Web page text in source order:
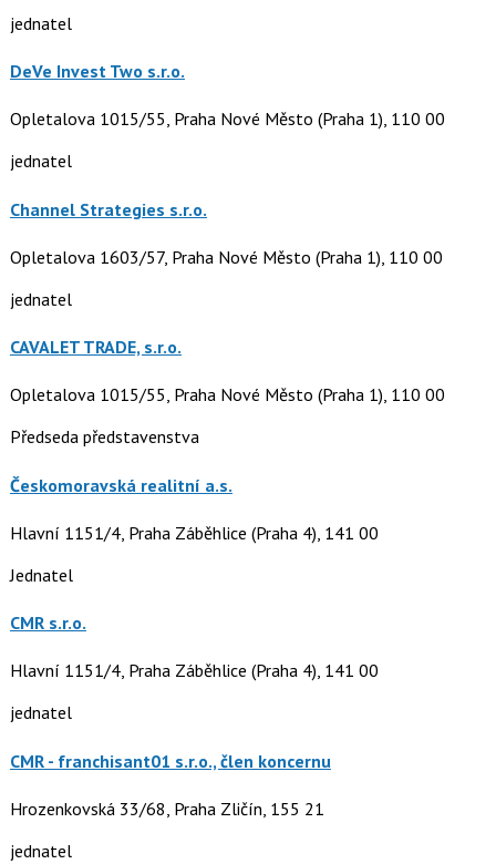
jednatel
DeVe Invest Two s.r.o.
Opletalova 1015/55, Praha Nové Město (Praha 1), 110 00
jednatel
Channel Strategies s.r.o.
Opletalova 1603/57, Praha Nové Město (Praha 1), 110 00
jednatel
CAVALET TRADE, s.r.o.
Opletalova 1015/55, Praha Nové Město (Praha 1), 110 00
Předseda představenstva
Českomoravská realitní a.s.
Hlavní 1151/4, Praha Záběhlice (Praha 4), 141 00
Jednatel
CMR s.r.o.
Hlavní 1151/4, Praha Záběhlice (Praha 4), 141 00
jednatel
CMR - franchisant01 s.r.o., člen koncernu
Hrozenkovská 33/68, Praha Zličín, 155 21
jednatel